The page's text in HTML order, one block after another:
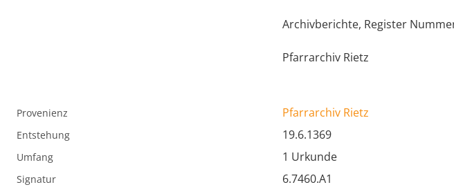
Archivberichte, Register
Pfarrarchiv Rietz
Provenienz Pfarrarchiv Rietz
Entstehung 19.6.1369
Umfang 1 Urkunde
Signatur 6.7460.A1